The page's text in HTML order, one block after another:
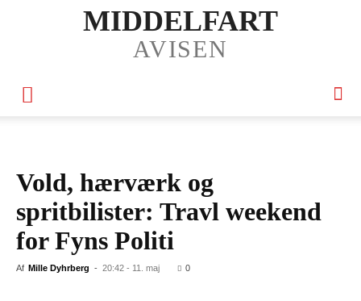
MIDDELFART
AVISEN
Vold, hærværk og spritbilister:
Travl weekend for Fyns Politi